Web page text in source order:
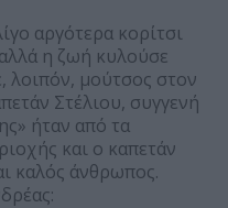
αργότερα κορίτσι
η ζωή κυλούσε
λοιπόν, μούτσος στον
Στέλιου, συγγενή
ήταν από τα
και ο καπετάν
καλός άνθρωπος.